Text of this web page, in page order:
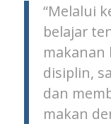
“Melalui
belajar
makanan
disiplin,
dan
makan